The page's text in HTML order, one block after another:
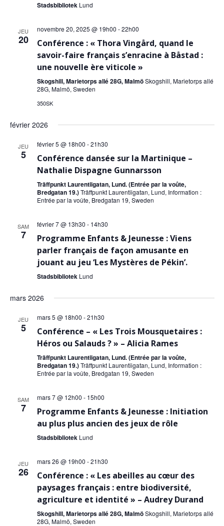
Stadsbibliotek Lund
JEU
20
novembre 20, 2025 @ 19h00 -22h00
Conférence : « Thora Vingård, quand le
savoir-faire français s’enracine à Båstad :
une nouvelle ère viticole »
Skogshill, Marietorps allé 28G, MalmöSkogshill, Marietorps allé
28G, Malmö, Sweden
350SK
février 2026
JEU
5
février 5 @ 18h00 -21h30
Conférence dansée sur la Martinique –
Nathalie Dispagne Gunnarsson
Träffpunkt Laurentiigatan, Lund. (Entrée par la voûte,
Bredgatan 19.)Träffpunkt Laurentiigatan, Lund, Information :
Entrée par la voûte, Bredgatan 19, Sweden
SAM
7
février 7 @ 13h30 - 14h30
Programme Enfants & Jeunesse : Viens
parler français de façon amusante en
jouant au jeu ‘Les Mystères de Pékin’.
Stadsbibliotek Lund
mars 2026
JEU
5
mars 5 @ 18h00 -21h30
Conférence – « Les Trois Mousquetaires :
Héros ou Salauds ? » – Alicia Rames
Träffpunkt Laurentiigatan, Lund. (Entrée par la voûte,
Bredgatan 19.)Träffpunkt Laurentiigatan, Lund, Information :
Entrée par la voûte, Bredgatan 19, Sweden
SAM
7
mars 7 @ 12h00 - 15h00
Programme Enfants & Jeunesse : Initiation
au plus plus ancien des jeux de rôle
Stadsbibliotek Lund
JEU
26
mars 26 @ 19h00 -21h30
Conférence : « Les abeilles au cœur des
paysages français : entre biodiversité,
agriculture et identité » – Audrey Durand
Skogshill, Marietorps allé 28G, MalmöSkogshill, Marietorps allé
28G, Malmö, Sweden